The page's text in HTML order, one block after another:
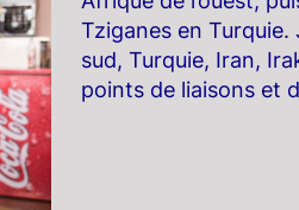
Tziganes en
sud, Turquie, Iran,
points de liaisons et